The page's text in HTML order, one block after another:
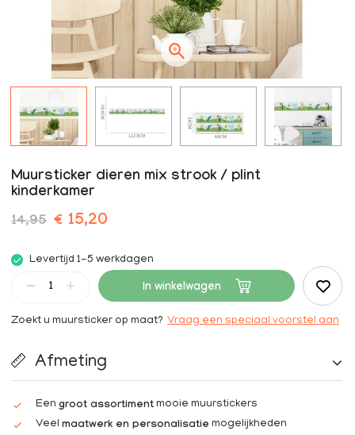
Muursticker dieren mix strook / plint
kinderkamer
14,95 € 15,20
Levertijd 1-5 werkdagen
In winkelwagen
Zoekt u muursticker op maat? Vraag een speciaal voorstel aan
Afmeting
Een groot assortiment mooie muurstickers
Veel maatwerk en personalisatie mogelijkheden